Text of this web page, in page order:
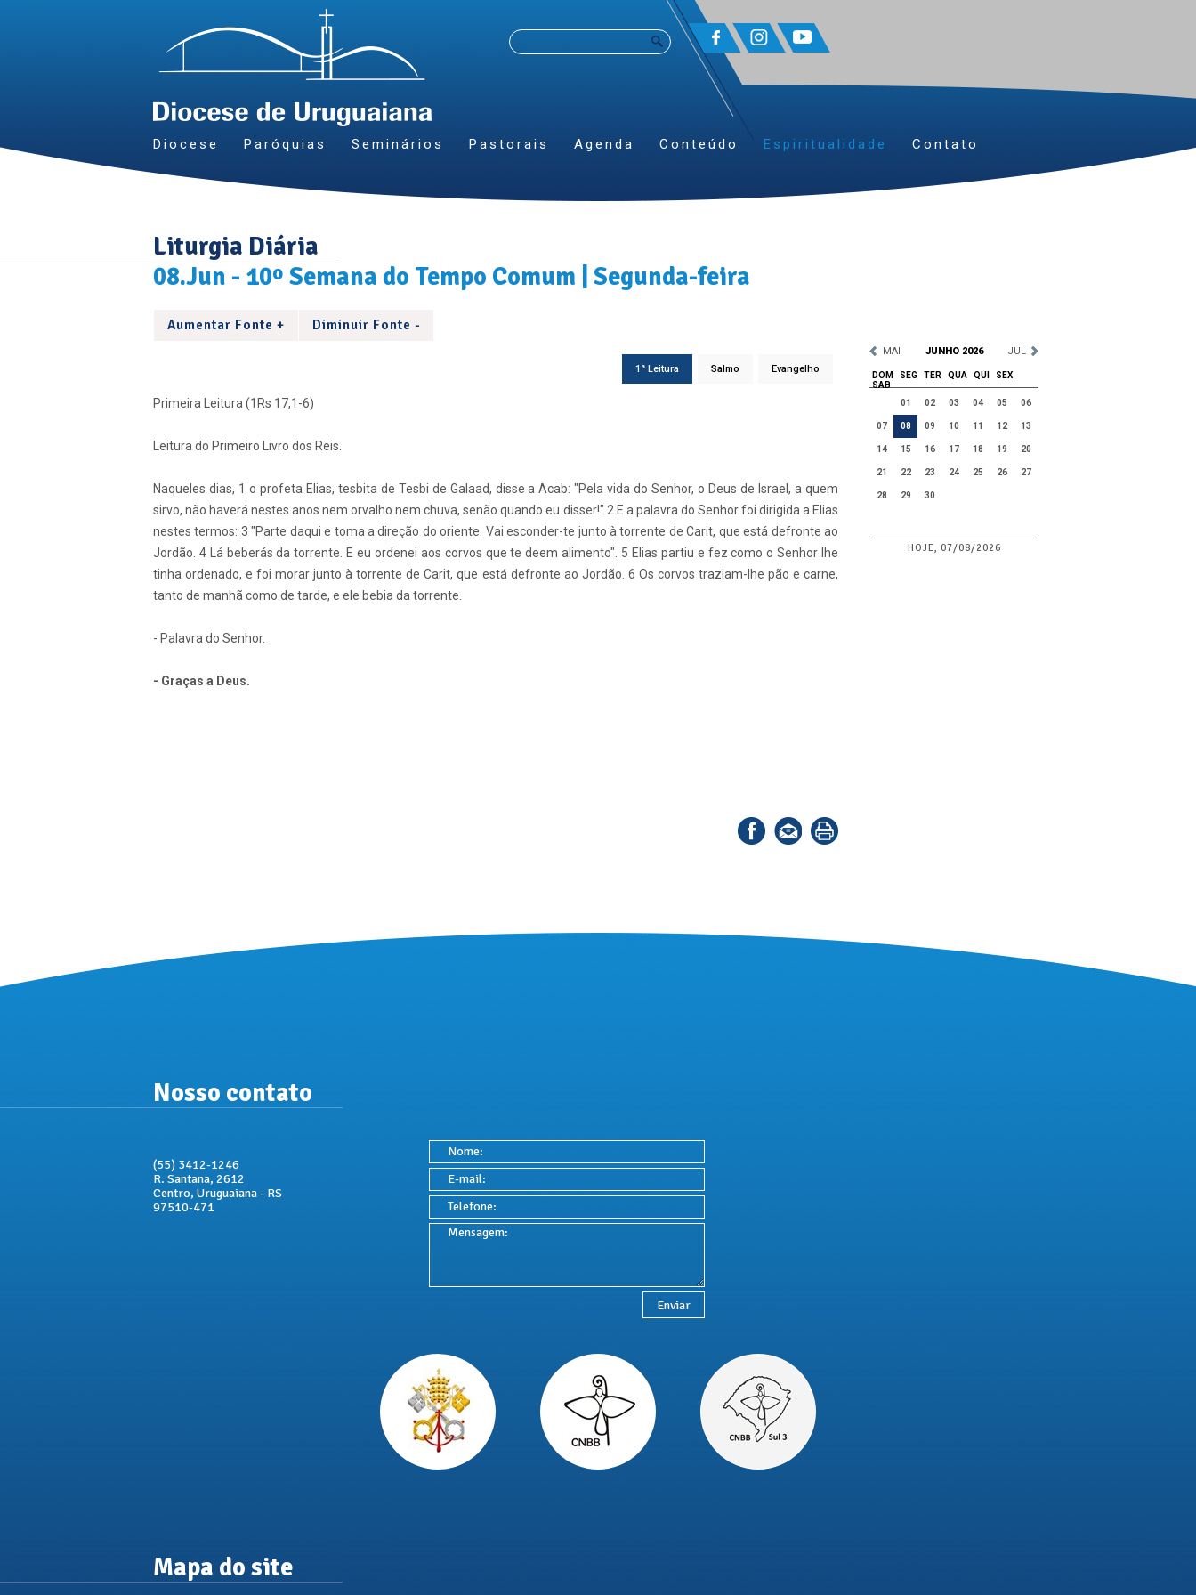
Diocese Paróquias Seminários Pastorais Agenda Conteúdo Espiritualidade Contato
Liturgia Diária
08.Jun - 10º Semana do Tempo Comum | Segunda-feira
MAI JUNHO 2026 JUL
DOM SEG TER QUA QUI
SEX
SAB
01
02 03 04 05 06
07 08 09 10 11 12 13
14 15 16 17 18 19 20
21 22 23 24 25 26 27
28 29 30
HOJE, 07/08/2026
Aumentar Fonte + Diminuir Fonte -
1ª Leitura Salmo Evangelho
Primeira Leitura (1Rs 17,1-6)
Leitura do Primeiro Livro dos Reis.
Naqueles dias, 1 o profeta Elias, tesbita de Tesbi de Galaad, disse a Acab: "Pela vida do Senhor, o Deus de Israel, a quem
sirvo, não haverá nestes anos nem orvalho nem chuva, senão quando eu disser!" 2 E a palavra do Senhor foi dirigida a Elias
nestes termos: 3 "Parte daqui e toma a direção do oriente. Vai esconder-te junto à torrente de Carit, que está defronte ao
Jordão. 4 Lá beberás da torrente. E eu ordenei aos corvos que te deem alimento". 5 Elias partiu e fez como o Senhor lhe
tinha ordenado, e foi morar junto à torrente de Carit, que está defronte ao Jordão. 6 Os corvos traziam-lhe pão e carne,
tanto de manhã como de tarde, e ele bebia da torrente.
- Palavra do Senhor.
- Graças a Deus.
Nosso contato
(55) 3412-1246
R. Santana, 2612
Centro, Uruguaiana - RS
97510-471
Mapa do site